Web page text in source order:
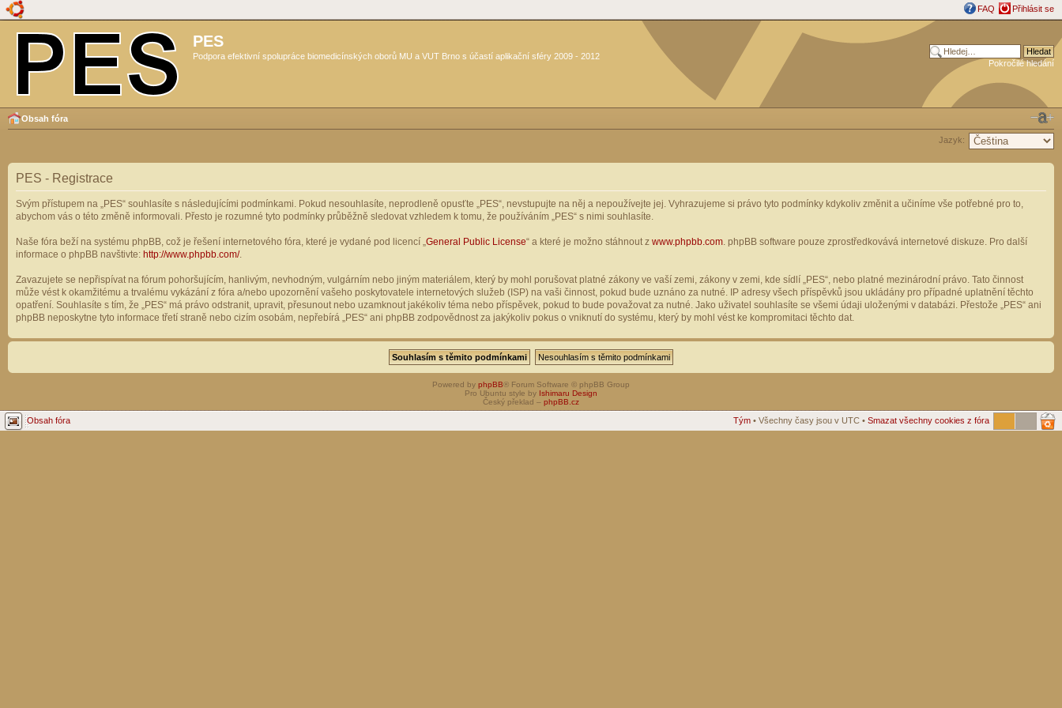
FAQ Přihlásit se
PES
Podpora efektivní spolupráce biomedicínských oborů MU a VUT Brno s účastí aplikační sféry 2009 - 2012
Pokročilé hledání
Obsah fóra
Jazyk:
PES - Registrace
Svým přístupem na „PES“ souhlasíte s následujícími podmínkami. Pokud nesouhlasíte, neprodleně opusťte „PES“, nevstupujte na něj a nepoužívejte jej. Vyhrazujeme si právo tyto podmínky kdykoliv změnit a učiníme vše potřebné pro to,
abychom vás o této změně informovali. Přesto je rozumné tyto podmínky průběžně sledovat vzhledem k tomu, že používáním „PES“ s nimi souhlasíte.
Naše fóra beží na systému phpBB, což je řešení internetového fóra, které je vydané pod licencí „ General Public License“ a které je možno stáhnout z www.phpbb.com . phpBB software pouze zprostředkovává internetové diskuze. Pro další
informace o phpBB navštivte: http://www.phpbb.com/.
Zavazujete se nepřispívat na fórum pohoršujícím, hanlivým, nevhodným, vulgárním nebo jiným materiálem, který by mohl porušovat platné zákony ve vaší zemi, zákony v zemi, kde sídlí „PES“, nebo platné mezinárodní právo. Tato činnost
může vést k okamžitému a trvalému vykázání z fóra a/nebo upozornění vašeho poskytovatele internetových služeb (ISP) na vaši činnost, pokud bude uznáno za nutné. IP adresy všech příspěvků jsou ukládány pro případné uplatnění těchto
opatření. Souhlasíte s tím, že „PES“ má právo odstranit, upravit, přesunout nebo uzamknout jakékoliv téma nebo příspěvek, pokud to bude považovat za nutné. Jako uživatel souhlasíte se všemi údaji uloženými v databázi. Přestože „PES“ ani
phpBB neposkytne tyto informace třetí straně nebo cizím osobám, nepřebírá „PES“ ani phpBB zodpovědnost za jakýkoliv pokus o vniknutí do systému, který by mohl vést ke kompromitaci těchto dat.
Powered by phpBB® Forum Software © phpBB Group
Pro Ubuntu style by Ishimaru Design
Český překlad – phpBB.cz
Obsah fóra Tým • Všechny časy jsou v UTC • Smazat všechny cookies z fóra